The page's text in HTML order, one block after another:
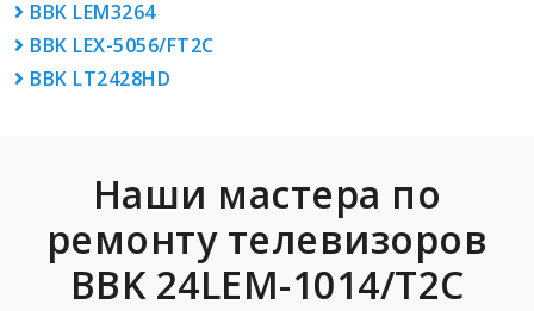
BBK LEM3264
BBK LEX-5056/FT2C
BBK LT2428HD
Наши мастера по
ремонту телевизоров
BBK 24LEM-1014/T2C